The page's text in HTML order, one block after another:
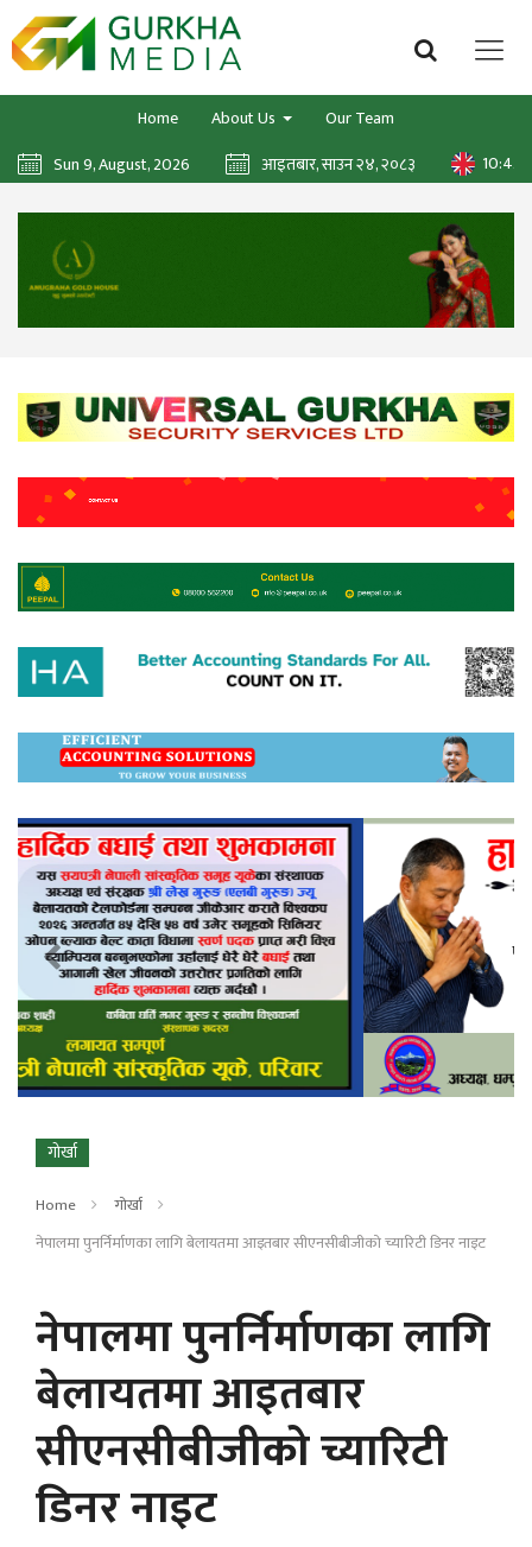
Home About Us
Our Team
Sun 9, August, 2026
आइतबार, साउन २४, २०८३
गोर्खा
Home
गोर्खा
नेपालमा पुनर्निर्माणका लागि बेलायतमा आइतबार सीएनसीबीजीको च्यारिटी डिनर नाइट
नेपालमा पुनर्निर्माणका लागि
बेलायतमा आइतबार
सीएनसीबीजीको च्यारिटी
डिनर नाइट